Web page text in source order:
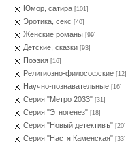
Юмор, сатира [101]
Эротика, секс [40]
Женские романы [99]
Детские, сказки [93]
Поэзия [16]
Религиозно-философские [12]
Научно-познавательные [16]
Серия "Метро 2033" [31]
Серия "Этногенез" [18]
Серия "Новый детективъ" [20]
Серия "Настя Каменская" [33]